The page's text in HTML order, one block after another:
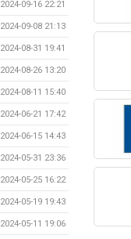
2024-09-16 22:21
2024-09-08 21:13
2024-08-31 19:41
2024-08-26 13:20
2024-08-11 15:40
2024-06-21 17:42
2024-06-15 14:43
2024-05-31 23:36
2024-05-25 16:22
2024-05-19 19:43
2024-05-11 19:06